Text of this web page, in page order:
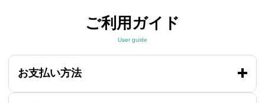
ご利用ガイド
User guide
お支払い方法